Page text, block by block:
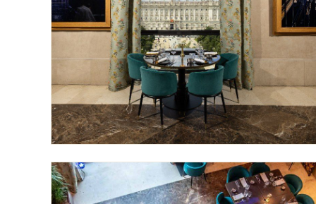
Mesa redonda · vistas al Palacio
4 COMENSALES